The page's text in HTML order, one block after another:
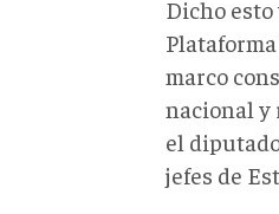
Dicho
marco
nacional y
el
jefes de